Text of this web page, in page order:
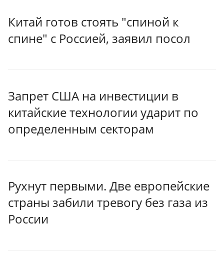
Китай готов стоять "спиной к
спине" с Россией, заявил посол
Запрет США на инвестиции в
китайские технологии ударит по
определенным секторам
Рухнут первыми. Две европейские
страны забили тревогу без газа из
России